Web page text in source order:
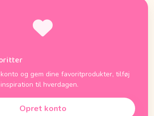
og gem dine favoritprodukter, tilføj
til hverdagen.
Opret konto